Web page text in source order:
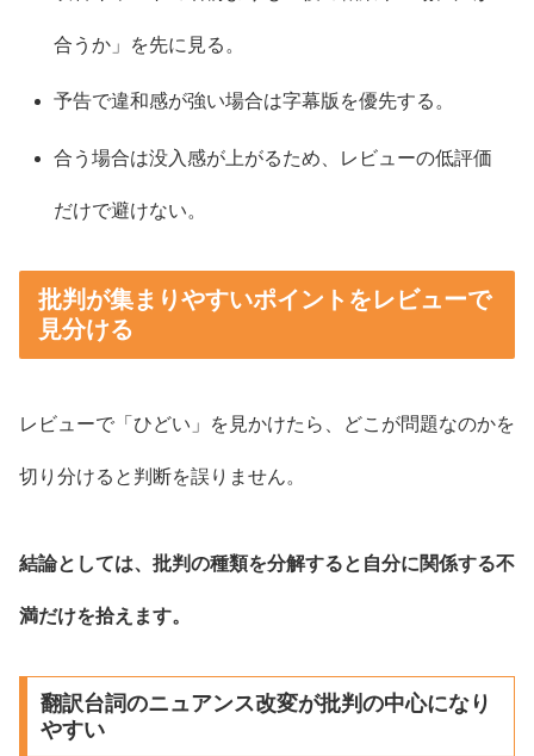
合うか」を先に見る。
予告で違和感が強い場合は字幕版を優先する。
合う場合は没入感が上がるため、レビューの低評価
だけで避けない。
批判が集まりやすいポイントをレビューで
見分ける
レビューで「ひどい」を見かけたら、どこが問題なのかを
切り分けると判断を誤りません。
結論としては、批判の種類を分解すると自分に関係する不
満だけを拾えます。
翻訳台詞のニュアンス改変が批判の中心になり
やすい